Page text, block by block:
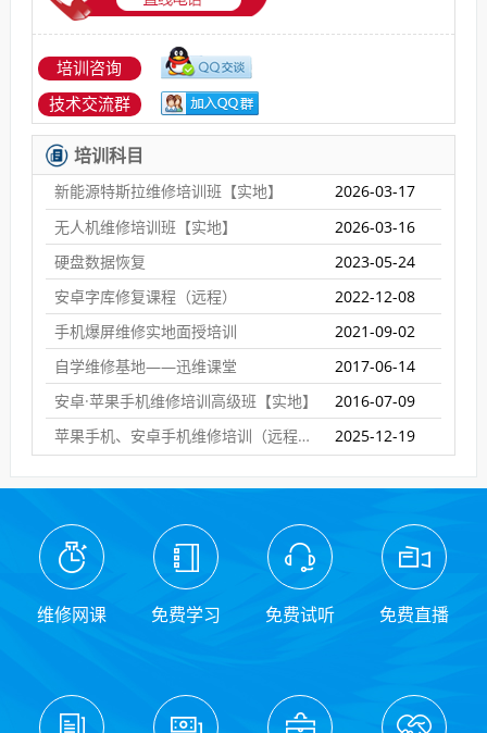
培训咨询
技术交流群
培训科目
新能源特斯拉维修培训班【实地】
2026-03-17
无人机维修培训班【实地】
2026-03-16
硬盘数据恢复
2023-05-24
安卓字库修复课程（远程）
2022-12-08
手机爆屏维修实地面授培训
2021-09-02
自学维修基地——迅维课堂
2017-06-14
安卓·苹果手机维修培训高级班【实地】
2016-07-09
苹果手机、安卓手机维修培训（远程网络班）
2025-12-19
维修网课 免费学习 免费试听 免费直播